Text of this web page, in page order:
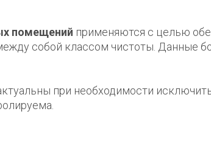
помещений применяются с целью
собой классом чистоты. Данные
при необходимости